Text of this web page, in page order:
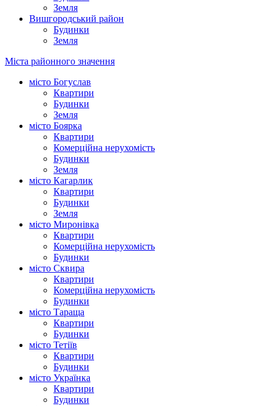
Земля
Вишгородський район
Будинки
Земля
Міста районного значення
місто Богуслав
Квартири
Будинки
Земля
місто Боярка
Квартири
Комерційна нерухомість
Будинки
Земля
місто Кагарлик
Квартири
Будинки
Земля
місто Миронівка
Квартири
Комерційна нерухомість
Будинки
місто Сквира
Квартири
Комерційна нерухомість
Будинки
місто Тараща
Квартири
Будинки
місто Тетіїв
Квартири
Будинки
місто Українка
Квартири
Будинки